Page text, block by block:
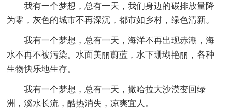
我有一个梦想，总有一天，我们身边的碳排放量降
为零，灰色的城市不再深沉，都市如乡村，绿色清新。
我有一个梦想，总有一天，海洋不再出现赤潮，海
水不再不被污染。水面美丽蔚蓝，水下珊瑚艳丽，各种
生物快乐地生存。
我有一个梦想，总有一天，撒哈拉大沙漠变回绿
洲，溪水长流，酷热消失，凉爽宜人。